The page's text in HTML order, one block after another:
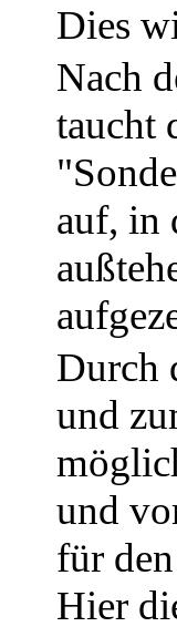
Dies
Nach
taucht
auf, in
Durch
und
und
für
Hier